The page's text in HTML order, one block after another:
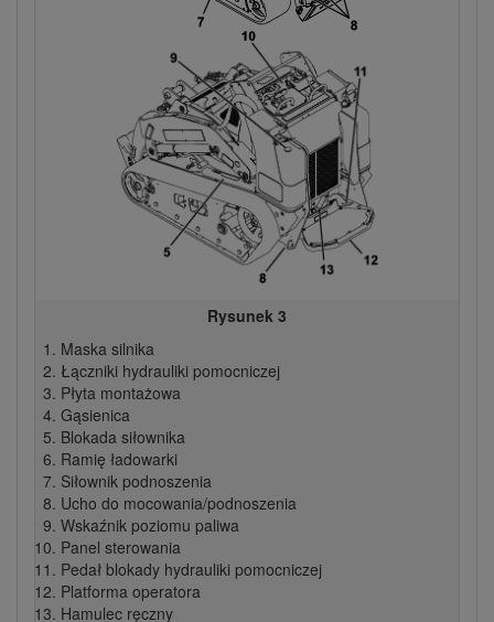
Rysunek 3
Maska silnika
Łączniki hydrauliki pomocniczej
Płyta montażowa
Gąsienica
Blokada siłownika
Ramię ładowarki
Siłownik podnoszenia
Ucho do mocowania/podnoszenia
Wskaźnik poziomu paliwa
Panel sterowania
Pedał blokady hydrauliki pomocniczej
Platforma operatora
Hamulec ręczny